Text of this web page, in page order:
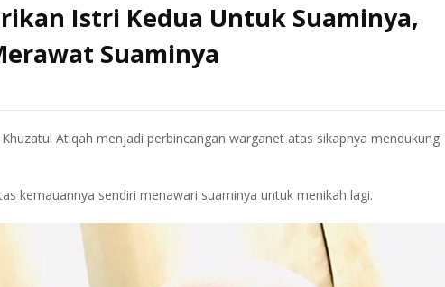
Istri Kedua Untuk Suaminya,
Suaminya
Atiqah menjadi perbincangan warganet atas sikapnya mendukung
kemauannya sendiri menawari suaminya untuk menikah lagi.